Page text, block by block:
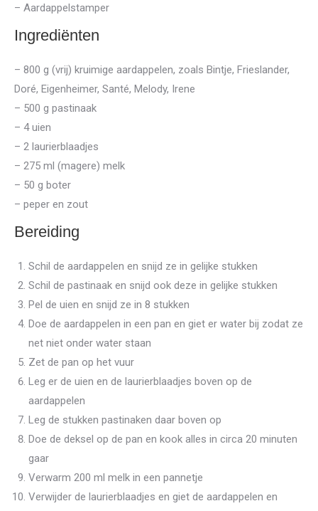
– Aardappelstamper
Ingrediënten
– 800 g (vrij) kruimige aardappelen, zoals Bintje, Frieslander,
Doré, Eigenheimer, Santé, Melody, Irene
– 500 g pastinaak
– 4 uien
– 2 laurierblaadjes
– 275 ml (magere) melk
– 50 g boter
– peper en zout
Bereiding
Schil de aardappelen en snijd ze in gelijke stukken
Schil de pastinaak en snijd ook deze in gelijke stukken
Pel de uien en snijd ze in 8 stukken
Doe de aardappelen in een pan en giet er water bij zodat ze
net niet onder water staan
Zet de pan op het vuur
Leg er de uien en de laurierblaadjes boven op de
aardappelen
Leg de stukken pastinaken daar boven op
Doe de deksel op de pan en kook alles in circa 20 minuten
gaar
Verwarm 200 ml melk in een pannetje
Verwijder de laurierblaadjes en giet de aardappelen en